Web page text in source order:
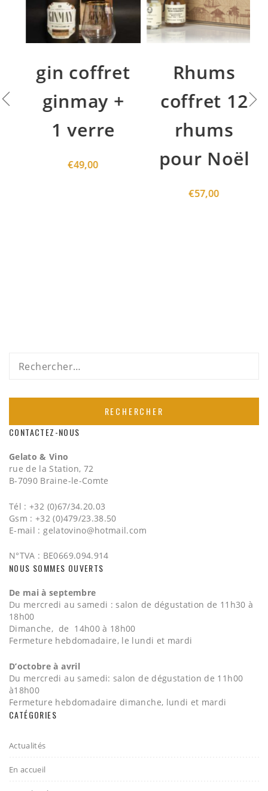
gin coffret
ginmay +
1 verre
49,00
Rhums
coffret 12
rhums
pour Noël
57,00
Rechercher :
CONTACTEZ-NOUS
Gelato & Vino
rue de la Station, 72
B-7090 Braine-le-Comte
Tél : +32 (0)67/34.20.03
Gsm : +32 (0)479/23.38.50
E-mail : gelatovino@hotmail.com
N°TVA : BE0669.094.914
NOUS SOMMES OUVERTS
De mai à septembre
Du mercredi au samedi : salon de dégustation de 11h30 à
18h00
Dimanche, de 14h00 à 18h00
Fermeture hebdomadaire, le lundi et mardi
D’octobre à avril
Du mercredi au samedi: salon de dégustation de 11h00
à18h00
Fermeture hebdomadaire dimanche, lundi et mardi
CATÉGORIES
Actualités
En accueil